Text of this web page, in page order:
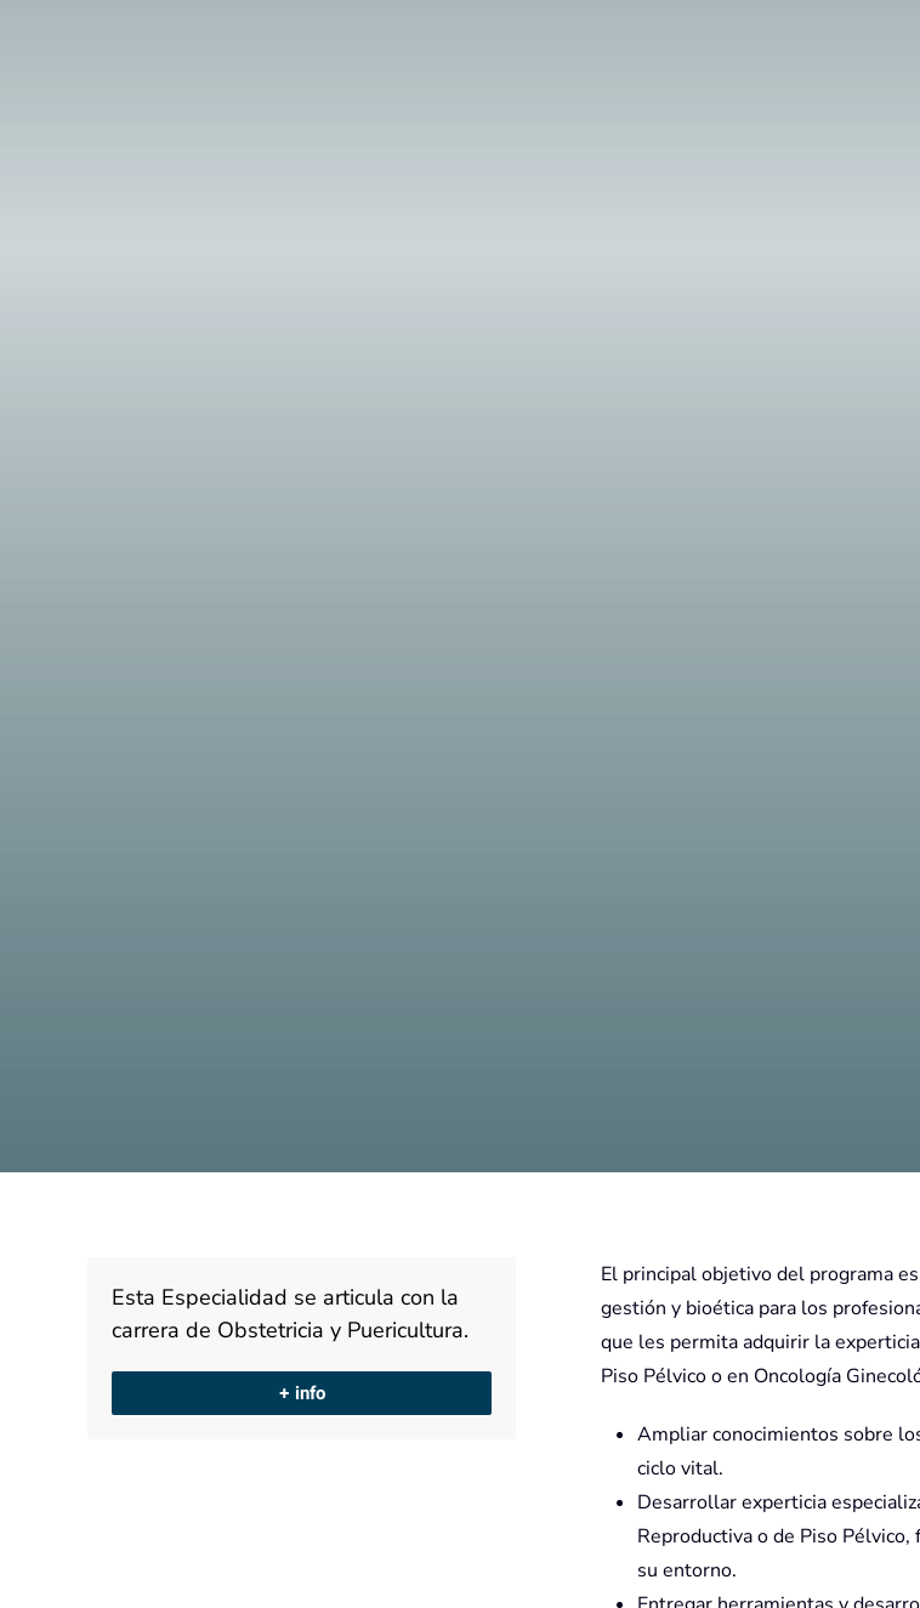
Esta Especialidad se articula con la
carrera de Obstetricia y Puericultura.
+ info
El principal objetivo del programa
gestión y bioética para los
que les permita adquirir la
Piso Pélvico o en Oncología
Ampliar conocimientos sobre
ciclo vital.
Desarrollar experticia
Reproductiva o de Piso
su entorno.